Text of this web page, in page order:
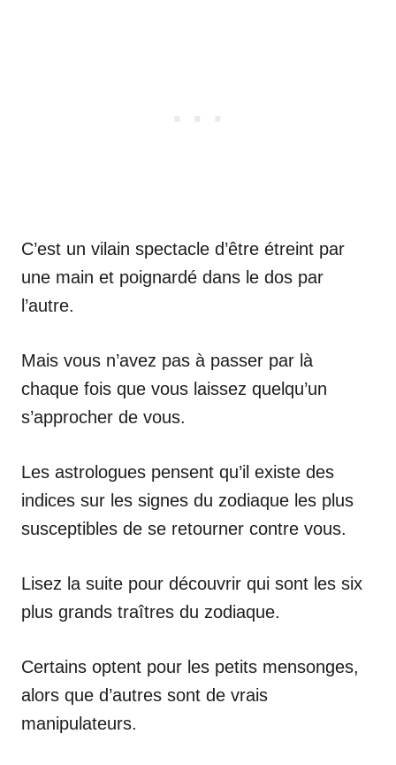
C’est un vilain spectacle d’être étreint par
une main et poignardé dans le dos par
l’autre.
Mais vous n’avez pas à passer par là
chaque fois que vous laissez quelqu’un
s’approcher de vous.
Les astrologues pensent qu’il existe des
indices sur les signes du zodiaque les plus
susceptibles de se retourner contre vous.
Lisez la suite pour découvrir qui sont les six
plus grands traîtres du zodiaque.
Certains optent pour les petits mensonges,
alors que d’autres sont de vrais
manipulateurs.